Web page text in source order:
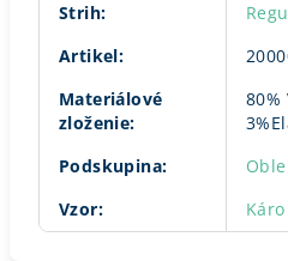
Strih:
Artikel:
Materiálové
zloženie:
80%
Podskupina:
Vzor: Káro